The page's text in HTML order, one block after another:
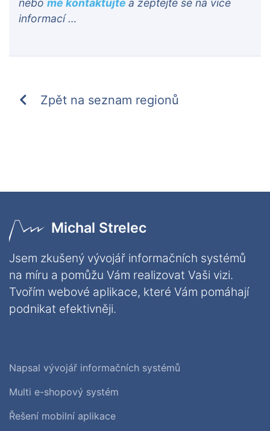
informací …
Zpět na seznam regionů
Michal Strelec
Jsem zkušený vývojář informačních systémů
na míru a pomůžu Vám realizovat Vaši vizi.
Tvořím webové aplikace, které Vám pomáhají
podnikat efektivněji.
Napsal vývojář informačních systémů
Multi e-shopový systém
Řešení mobilní aplikace